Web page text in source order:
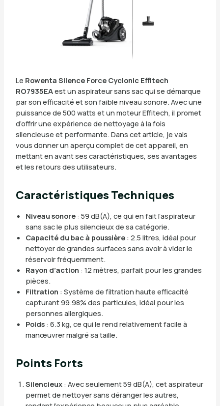
Le Rowenta Silence Force Cyclonic Effitech
RO7935EAest un aspirateur sans sac qui se démarque
par son efficacité et son faible niveau sonore. Avec une
puissance de 500 watts et un moteur Effitech, il promet
d’offrir une expérience de nettoyage à la fois
silencieuse et performante. Dans cet article, je vais
vous donner un aperçu complet de cet appareil, en
mettant en avant ses caractéristiques, ses avantages
et les retours des utilisateurs.
Caractéristiques Techniques
Niveau sonore: 59 dB(A), ce qui en fait l’aspirateur
sans sac le plus silencieux de sa catégorie.
Capacité du bac à poussière: 2.5 litres, idéal pour
nettoyer de grandes surfaces sans avoir à vider le
réservoir fréquemment.
Rayon d’action : 12 mètres, parfait pour les grandes
pièces.
Filtration : Système de filtration haute efficacité
capturant 99.98% des particules, idéal pour les
personnes allergiques.
Poids: 6.3 kg, ce qui le rend relativement facile à
manœuvrer malgré sa taille.
Points Forts
Silencieux: Avec seulement 59 dB(A), cet aspirateur
permet de nettoyer sans déranger les autres,